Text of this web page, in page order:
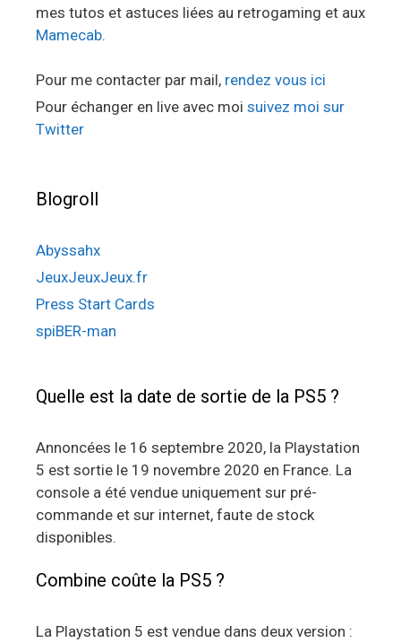
mes tutos et astuces liées au retrogaming et aux
Mamecab.
Pour me contacter par mail, rendez vous ici
Pour échanger en live avec moi suivez moi sur
Twitter
Blogroll
Abyssahx
JeuxJeuxJeux.fr
Press Start Cards
spiBER-man
Quelle est la date de sortie de la PS5 ?
Annoncées le 16 septembre 2020, la Playstation
5 est sortie le 19 novembre 2020 en France. La
console a été vendue uniquement sur pré-
commande et sur internet, faute de stock
disponibles.
Combine coûte la PS5 ?
La Playstation 5 est vendue dans deux version :